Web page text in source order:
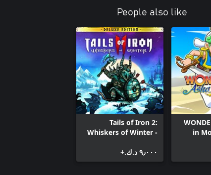
People also like
in
Tails of Iron 2:
Whiskers of Winter -
٩٫٠٠٠ د.ك.‏+